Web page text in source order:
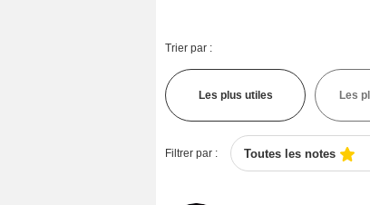
Trier par :
Les plus utiles Les
Filtrer par : Toutes les notes